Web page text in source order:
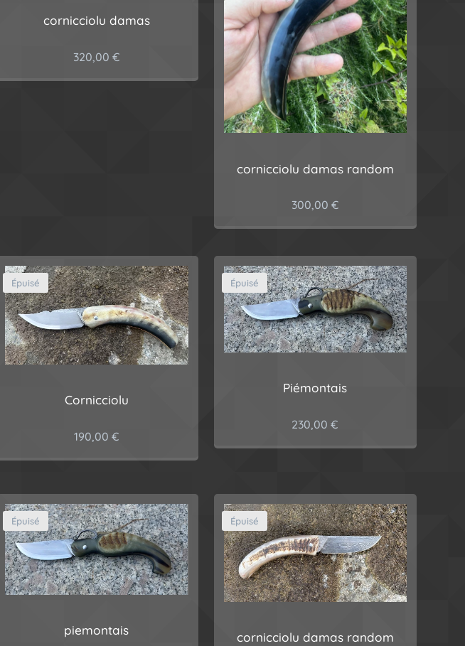
cornicciolu damas
320,00 €
cornicciolu damas random
300,00 €
Cornicciolu
Épuisé
190,00 €
Piémontais
Épuisé
230,00 €
piemontais
Épuisé
cornicciolu damas random
Épuisé